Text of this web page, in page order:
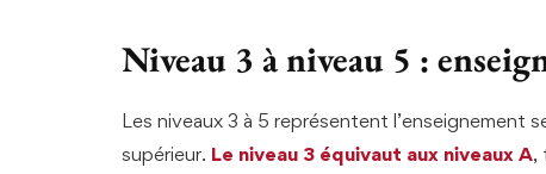
Niveau 3 à niveau 5 :
Les niveaux 3 à 5 représentent l’enseignement
supérieur. Le niveau 3 équivaut aux niveaux A,